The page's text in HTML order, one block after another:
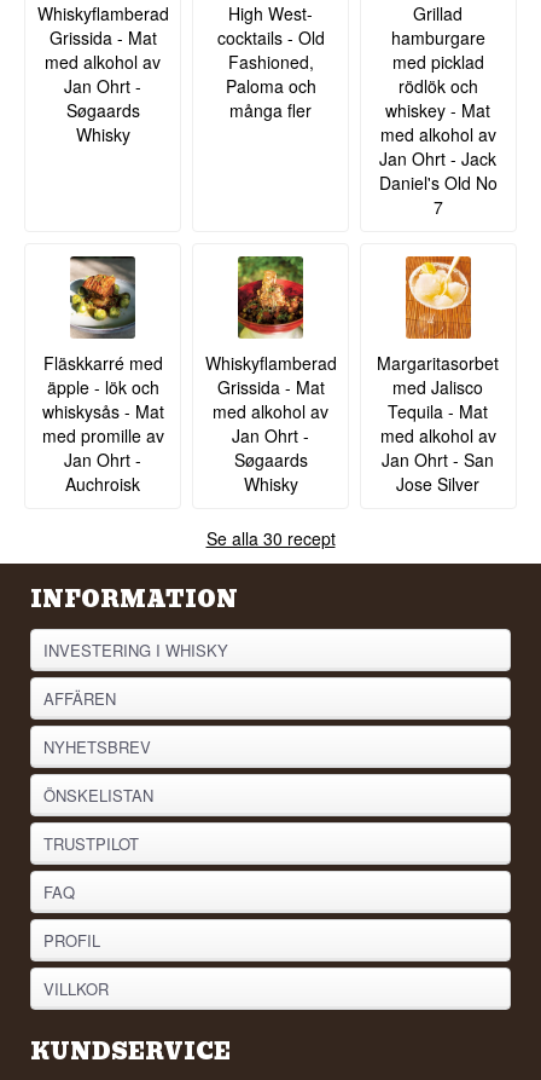
Whiskyflamberad
Grissida - Mat
med alkohol av
Jan Ohrt -
Søgaards
Whisky
High West-
cocktails - Old
Fashioned,
Paloma och
många fler
Grillad
hamburgare
med picklad
rödlök och
whiskey - Mat
med alkohol av
Jan Ohrt - Jack
Daniel's Old No
7
Fläskkarré med
äpple - lök och
whiskysås - Mat
med promille av
Jan Ohrt -
Auchroisk
Whiskyflamberad
Grissida - Mat
med alkohol av
Jan Ohrt -
Søgaards
Whisky
Margaritasorbet
med Jalisco
Tequila - Mat
med alkohol av
Jan Ohrt - San
Jose Silver
Se alla 30 recept
INFORMATION
INVESTERING I WHISKY
AFFÄREN
NYHETSBREV
ÖNSKELISTAN
TRUSTPILOT
FAQ
PROFIL
VILLKOR
KUNDSERVICE